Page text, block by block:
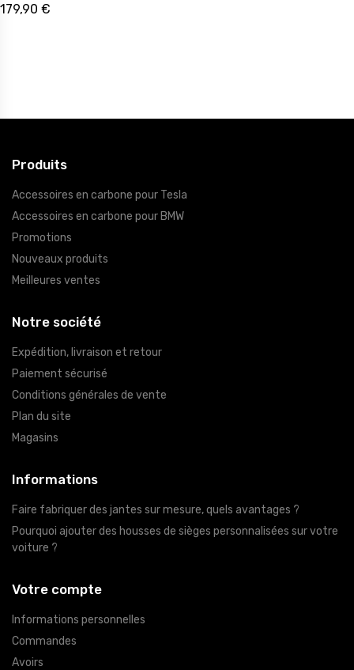
179,90 €
Produits
Accessoires en carbone pour Tesla
Accessoires en carbone pour BMW
Promotions
Nouveaux produits
Meilleures ventes
Notre société
Expédition, livraison et retour
Paiement sécurisé
Conditions générales de vente
Plan du site
Magasins
Informations
Faire fabriquer des jantes sur mesure, quels avantages ?
Pourquoi ajouter des housses de sièges personnalisées sur votre
voiture ?
Votre compte
Informations personnelles
Commandes
Avoirs